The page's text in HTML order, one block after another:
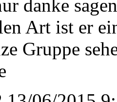
danke
Art ist er
Gruppe